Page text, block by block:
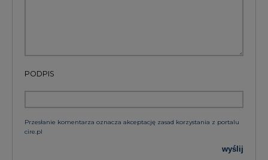
Przesłanie komentarza oznacza akceptację zasad korzystania z portalu